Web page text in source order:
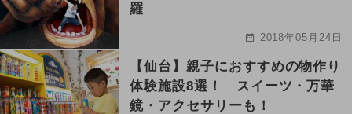
羅
2018年05月24日
【仙台】親子におすすめの物作り
体験施設8選！ スイーツ・万華
鏡・アクセサリーも！